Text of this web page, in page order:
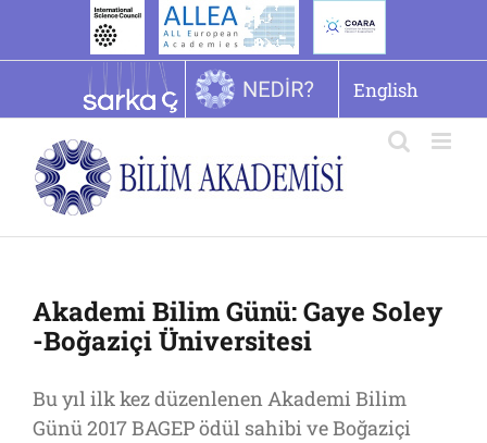
English
Akademi Bilim Günü: Gaye Soley
-Boğaziçi Üniversitesi
Bu yıl ilk kez düzenlenen Akademi Bilim
Günü 2017 BAGEP ödül sahibi ve Boğaziçi